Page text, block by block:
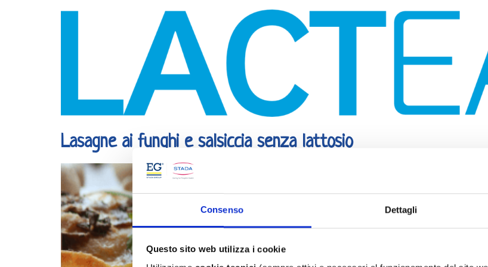
Consenso Dettagli
Questo sito web utilizza i cookie
Lasagne ai funghi e salsiccia senza lattosio